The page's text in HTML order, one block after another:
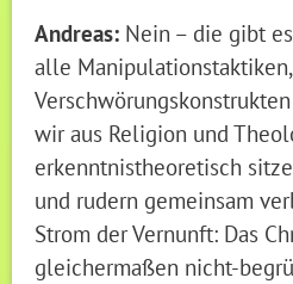
Andreas: Nein – die gibt
alle
wir aus Religion und
erkenntnistheoretisch
und rudern gemeinsam
Strom der Vernunft: Das
gleichermaßen nicht-